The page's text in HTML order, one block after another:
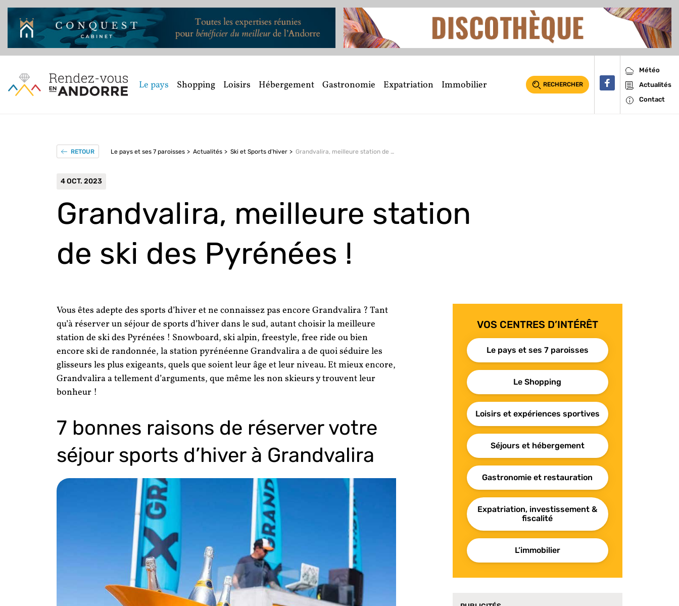
Le pays Shopping Loisirs Hébergement Gastronomie Expatriation Immobilier RECHERCHER
Météo
Actualités
Contact
RETOUR Le pays et ses 7 paroisses Actualités Ski et Sports d’hiver Grandvalira, meilleure station de ski des Pyrénées !
4 OCT. 2023
Grandvalira, meilleure station
de ski des Pyrénées !
Vous êtes adepte des sports d’hiver et ne connaissez pas encore Grandvalira ? Tant
qu’à réserver un séjour de sports d’hiver dans le sud, autant choisir la meilleure
station de ski des Pyrénées ! Snowboard, ski alpin, freestyle, free ride ou bien
encore ski de randonnée, la station pyrénéenne Grandvalira a de quoi séduire les
glisseurs les plus exigeants, quels que soient leur âge et leur niveau. Et mieux encore,
Grandvalira a tellement d’arguments, que même les non skieurs y trouvent leur
bonheur !
7 bonnes raisons de réserver votre
séjour sports d’hiver à Grandvalira
VOS CENTRES D’INTÉRÊT
Le pays et ses 7 paroisses
Le Shopping
Loisirs et expériences sportives
Séjours et hébergement
Gastronomie et restauration
Expatriation, investissement &
fiscalité
L’immobilier